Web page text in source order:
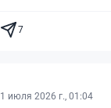
7
1 июля 2026 г., 01:04